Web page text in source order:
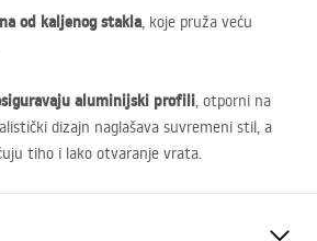
od kaljenog stakla, koje pruža veću
aluminijski profili, otporni na
dizajn naglašava suvremeni stil, a
tiho i lako otvaranje vrata.